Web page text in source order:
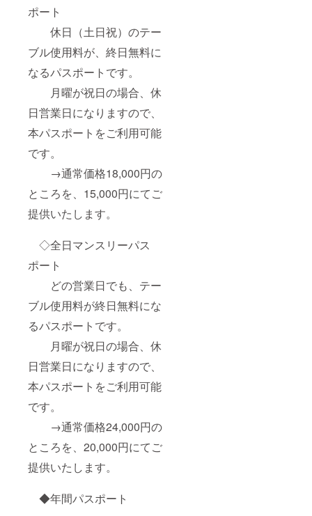
ポート
休日（土日祝）のテー
ブル使用料が、終日無料に
なるパスポートです。
月曜が祝日の場合、休
日営業日になりますので、
本パスポートをご利用可能
です。
→通常価格18,000円の
ところを、15,000円にてご
提供いたします。
◇全日マンスリーパス
ポート
どの営業日でも、テー
ブル使用料が終日無料にな
るパスポートです。
月曜が祝日の場合、休
日営業日になりますので、
本パスポートをご利用可能
です。
→通常価格24,000円の
ところを、20,000円にてご
提供いたします。
◆年間パスポート